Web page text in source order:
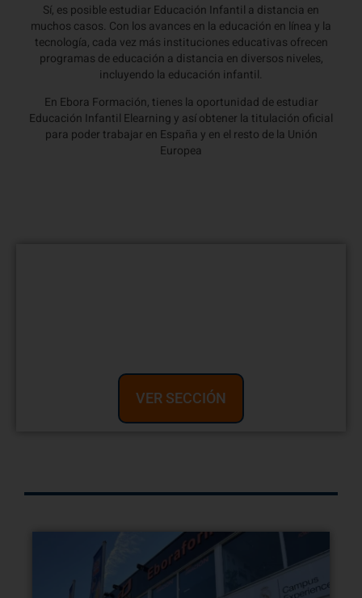
Sí, es posible estudiar Educación Infantil a distancia en
muchos casos. Con los avances en la educación en línea y la
tecnología, cada vez más instituciones educativas ofrecen
programas de educación a distancia en diversos niveles,
incluyendo la educación infantil.
En Ebora Formación, tienes la oportunidad de estudiar
Educación Infantil Elearning y así obtener la titulación oficial
para poder trabajar en España y en el resto de la Unión
Europea
VER SECCIÓN